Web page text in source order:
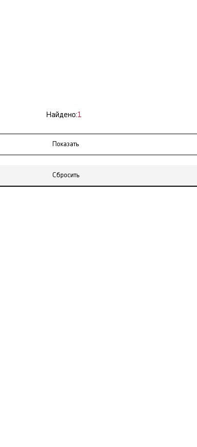
Найдено:1
Сбросить